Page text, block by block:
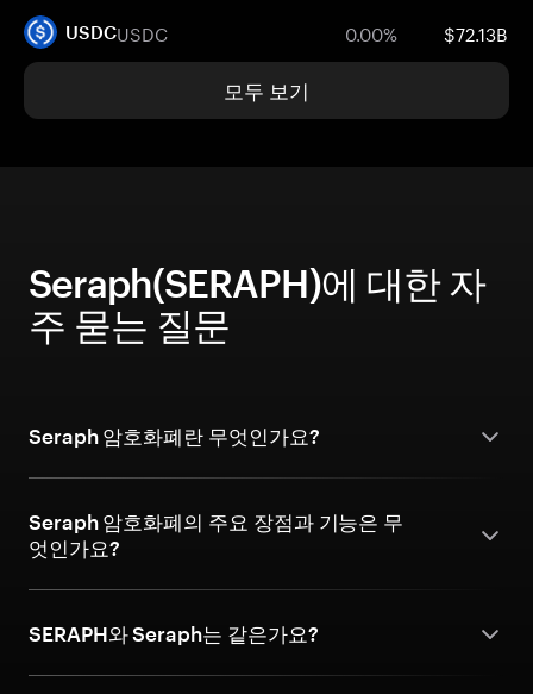
USDCUSDC 0.00% $72.13B
모두 보기
Seraph(SERAPH)에 대한 자
주 묻는 질문
Seraph 암호화폐란 무엇인가요?
Seraph 암호화폐의 주요 장점과 기능은 무
엇인가요?
SERAPH와 Seraph는 같은가요?